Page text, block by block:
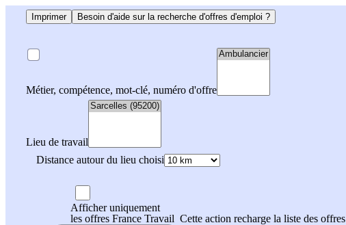
Imprimer Besoin d'aide sur la recherche d'offres d'emploi ?
Métier, compétence, mot-clé, numéro d'offre
Lieu de travail
Distance autour du lieu choisi
Afficher uniquement
les offres France Travail Cette action recharge la liste des offres